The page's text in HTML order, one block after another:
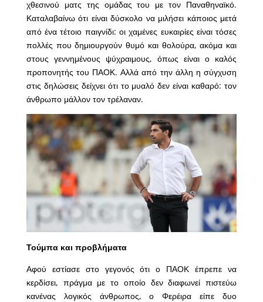
χθεσινού ματς της ομάδας του με τον Παναθηναϊκό.
Καταλαβαίνω ότι είναι δύσκολο να μιλήσει κάποιος μετά
από ένα τέτοιο παιγνίδι: οι χαμένες ευκαιρίες είναι τόσες
πολλές που δημιουργούν θυμό και θολούρα, ακόμα και
στους γεννημένους ψύχραιμους, όπως είναι ο καλός
προπονητής του ΠΑΟΚ. Αλλά από την άλλη η σύγχυση
στις δηλώσεις δείχνει ότι το μυαλό δεν είναι καθαρό: τον
άνθρωπο μάλλον τον τρέλαναν.
Τούμπα και προβλήματα
Αφού εστίασε στο γεγονός ότι ο ΠΑΟΚ έπρεπε να
κερδίσει, πράγμα με το οποίο δεν διαφωνεί πιστεύω
κανένας λογικός άνθρωπος, ο Φερέιρα είπε δυο